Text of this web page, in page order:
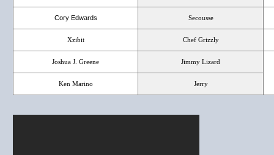
Cory Edwards Secousse
Xzibit Chef Grizzly
Joshua J. Greene Jimmy Lizard
Ken Marino Jerry